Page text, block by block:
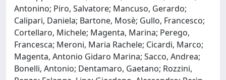
Antonino; Piro, Salvatore; Mancuso, Gerardo;
Calipari, Daniela; Bartone, Mosè; Gullo, Francesco;
Cortellaro, Michele; Magenta, Marina; Perego,
Francesca; Meroni, Maria Rachele; Cicardi, Marco;
Magenta, Antonio Gidaro Marina; Sacco, Andrea;
Bonelli, Antonio; Dentamaro, Gaetano; Rozzini,